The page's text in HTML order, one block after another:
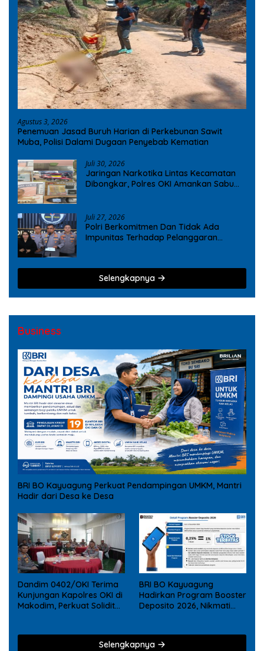
Agustus 3, 2026
Penemuan Jasad Buruh Harian di Perkebunan Sawit
Muba, Polisi Dalami Dugaan Penyebab Kematian
Juli 30, 2026
Jaringan Narkotika Lintas Kecamatan
Dibongkar, Polres OKI Amankan Sabu
Juli 27, 2026
Polri Berkomitmen Dan Tidak Ada
Impunitas Terhadap Pelanggaran
Selengkapnya
Business
BRI BO Kayuagung Perkuat Pendampingan UMKM, Mantri
Hadir dari Desa ke Desa
Dandim 0402/OKI Terima
Kunjungan Kapolres OKI di
Makodim, Perkuat Soliditas
BRI BO Kayuagung
Hadirkan Program Booster
Deposito 2026, Nikmati
Selengkapnya